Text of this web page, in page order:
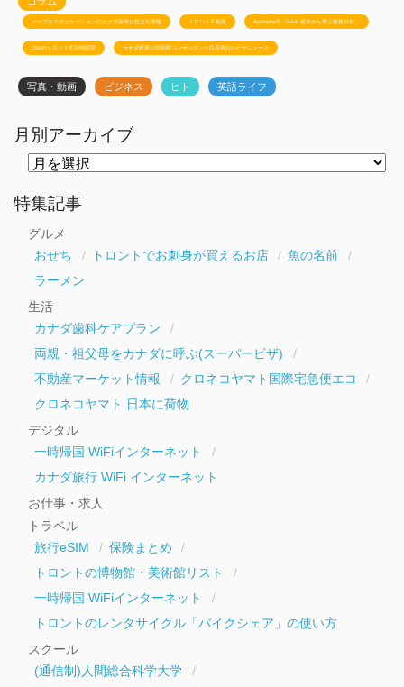
メープルエデュケーションのカナダ留学お役立ち情報 トロント不動産 Ayudanteの「GA4: 基本から学ぶ最新分析」
JSSのトロント生活相談室 カナダ政府公認移民コンサルタント白石有紀のビザニュース
写真・動画 ビジネス ヒト 英語ライフ
月別アーカイブ
ー
カ
特集記事
グルメ
おせち
トロントでお刺身が買えるお店
魚の名前
ラーメン
生活
カナダ歯科ケアプラン
両親・祖父母をカナダに呼ぶ(スーパービザ)
不動産マーケット情報
クロネコヤマト国際宅急便エコ
クロネコヤマト 日本に荷物
デジタル
一時帰国 WiFiインターネット
カナダ旅行 WiFi インターネット
お仕事・求人
トラベル
旅行eSIM
保険まとめ
トロントの博物館・美術館リスト
一時帰国 WiFiインターネット
トロントのレンタサイクル「バイクシェア」の使い方
スクール
(通信制)人間総合科学大学